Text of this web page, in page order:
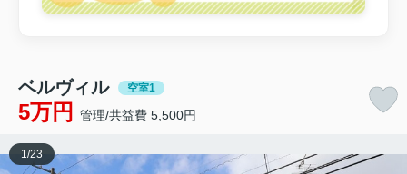
ベルヴィル 空室1
5万円 管理/共益費 5,500円
1/23